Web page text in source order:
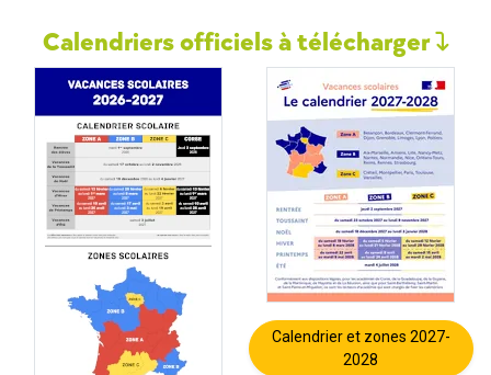
Calendriers officiels à télécharger
Calendrier et zones 2027-
2028